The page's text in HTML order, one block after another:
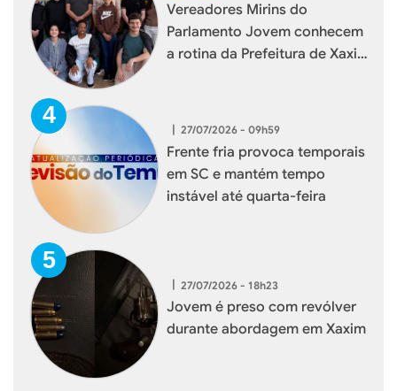
Vereadores Mirins do
Parlamento Jovem conhecem
a rotina da Prefeitura de Xaxim
| 27/07/2026 - 09h59
Frente fria provoca temporais
em SC e mantém tempo
instável até quarta-feira
| 27/07/2026 - 18h23
Jovem é preso com revólver
durante abordagem em Xaxim